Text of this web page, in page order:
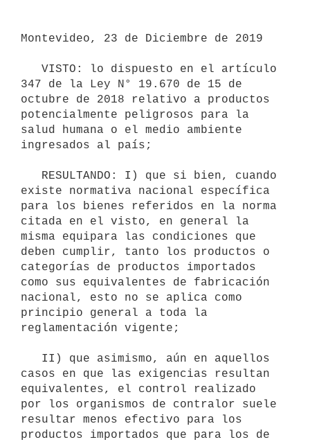
Montevideo, 23 de Diciembre de 2019
347 de la Ley N° 19.670 de 15 de
octubre de 2018 relativo a productos
potencialmente peligrosos para la
salud humana o el medio ambiente
ingresados al país;
existe normativa nacional específica
para los bienes referidos en la norma
citada en el visto, en general la
misma equipara las condiciones que
deben cumplir, tanto los productos o
categorías de productos importados
como sus equivalentes de fabricación
nacional, esto no se aplica como
principio general a toda la
reglamentación vigente;
casos en que las exigencias resultan
equivalentes, el control realizado
por los organismos de contralor suele
resultar menos efectivo para los
productos importados que para los de